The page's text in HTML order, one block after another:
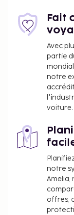
Fait
Avec
partie
notre
voiture.
notre
Amelia,
offres,